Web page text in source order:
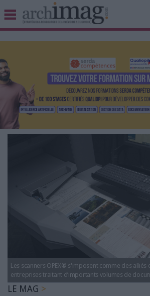
BIBLIOTHÈQUE ÉDITION
UNIVERS DATA
TRAVAIL COLLABORATIF
VIE NUMÉRIQUE
NUMÉRIQUE RESPONSABLE
LES NEWSLETTERS
LES GUIDES PRATIQUES
LES BASES DE DONNÉES
L'ESPACE EMPLOI
L'AGENDA
L'ANNUAIRE DES ACTEURS
Les scanners OPEX® s'imposent comme des alliés
entreprises traitant d’importants volumes de
LE MAG